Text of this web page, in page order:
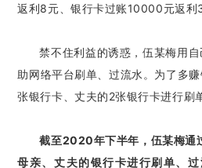
返利8元、银行卡过账10000元返利3
禁不住利益的诱惑，伍某梅用
助网络平台刷单、过流水。为了多
张银行卡、丈夫的2张银行卡进行刷
截至2020年下半年，伍某梅通
母亲、丈夫的银行卡进行刷单、